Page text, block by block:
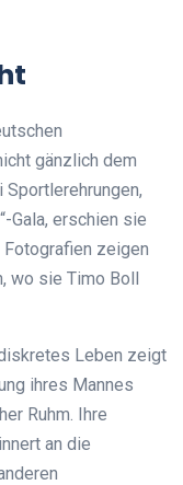
gänzlich dem
Gala, erschien sie
zeigen
wo sie Timo Boll
Leben zeigt
ihres Mannes
Ruhm. Ihre
an die